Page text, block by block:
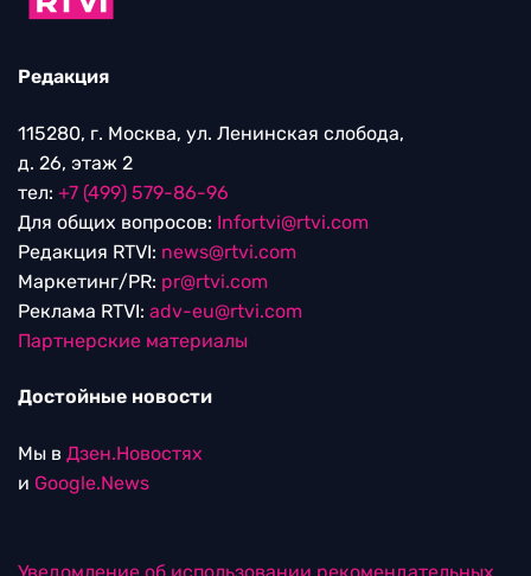
Редакция
115280, г. Москва, ул. Ленинская слобода,
д. 26, этаж 2
тел: +7 (499) 579-86-96
Для общих вопросов: Infortvi@rtvi.com
Редакция RTVI: news@rtvi.com
Маркетинг/PR: pr@rtvi.com
Реклама RTVI: adv-eu@rtvi.com
Партнерские материалы
Достойные новости
Мы в Дзен.Новостях
и Google.News